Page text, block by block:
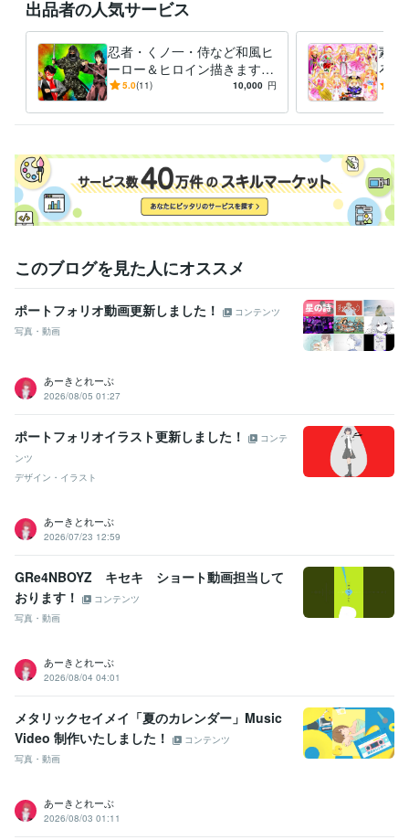
イラスト作成・漫画制作 イラスト　ロゴ　デザイン　動画　小説
ラスト　ロゴ　デザイン　動画　小説
アニメ コミック 特撮 ゲーム
出品者の人気サービス
忍者・くノ一・侍など和風ヒ
ーロー＆ヒロイン描きます
いかなるご指示でもイラスト
5.0(11) 10,000 円
素敵
ろな
ご希
このブログを見た人にオススメ
ポートフォリオ動画更新しました！
コンテンツ
写真・動画
あーきとれーぶ
2026/08/05 01:27
ポートフォリオイラスト更新しました！
コンテ
ンツ
デザイン・イラスト
あーきとれーぶ
2026/07/23 12:59
GRe4NBOYZ キセキ ショート動画担当して
おります！
コンテンツ
写真・動画
あーきとれーぶ
2026/08/04 04:01
メタリックセイメイ「夏のカレンダー」Music
Video 制作いたしました！
コンテンツ
写真・動画
あーきとれーぶ
2026/08/03 01:11